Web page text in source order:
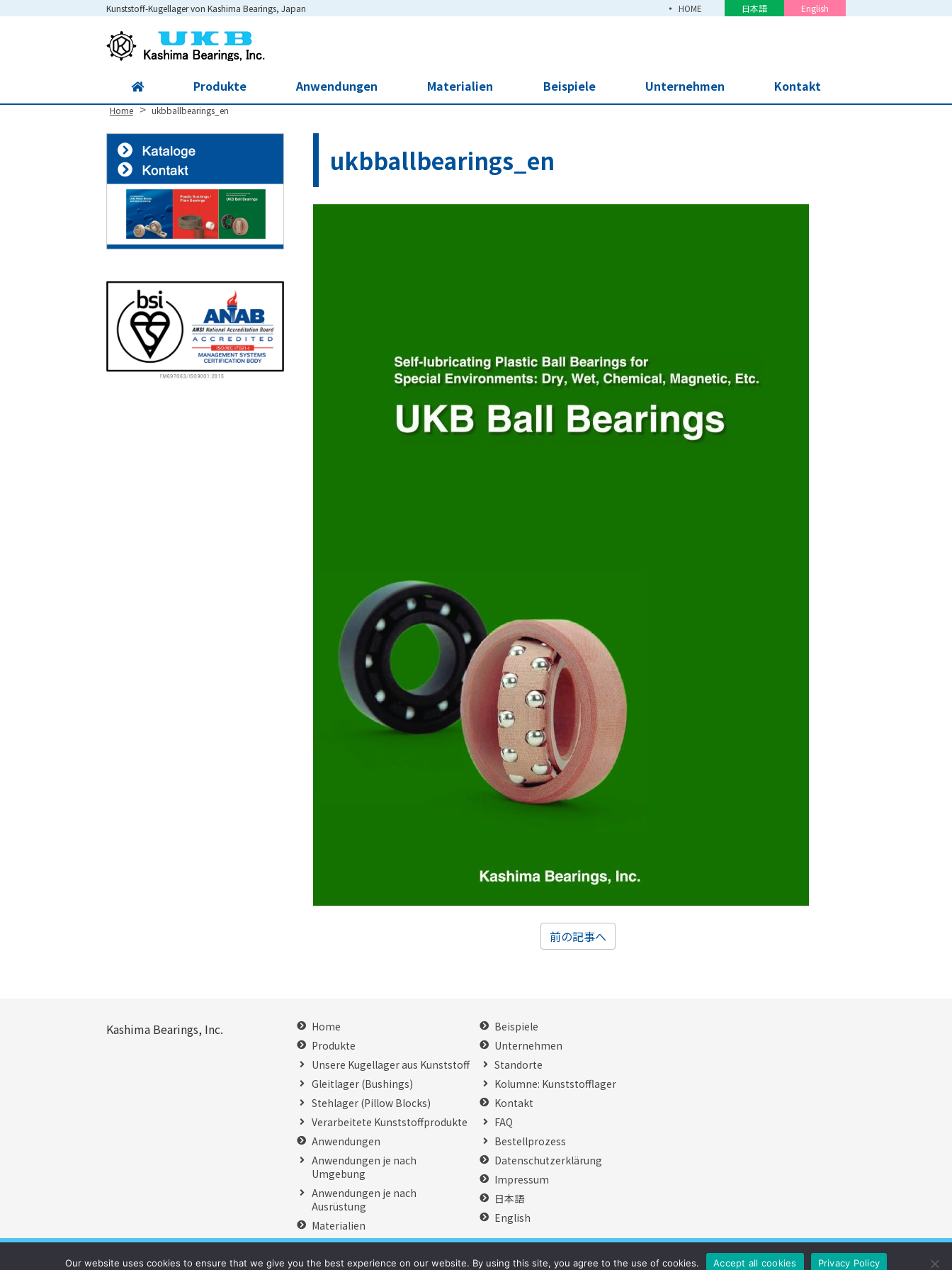
Kunststoff-Kugellager von Kashima Bearings, Japan HOME 日本語 English
Produkte Anwendungen Materialien Beispiele Unternehmen Kontakt
Home > ukbballbearings_en
ukbballbearings_en
前の記事へ
Kashima Bearings, Inc.
Home
Produkte
Unsere Kugellager aus Kunststoff
Gleitlager (Bushings)
Stehlager (Pillow Blocks)
Verarbeitete Kunststoffprodukte
Anwendungen
Anwendungen je nach
Umgebung
Anwendungen je nach
Ausrüstung
Materialien
Beispiele
Unternehmen
Standorte
Kolumne: Kunststofflager
Kontakt
FAQ
Bestellprozess
Datenschutzerklärung
Impressum
日本語
English
Copyright © 2007-2021 Kashima Bearings All Rights Reserved.
Our website uses cookies to ensure that we give you the best experience on our website. By using this site, you agree to the use of cookies. Accept all cookies Privacy Policy